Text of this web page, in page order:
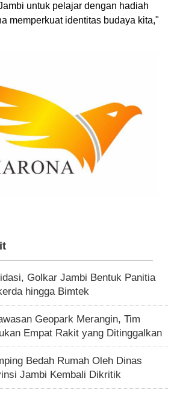
untuk pelajar dengan hadiah
memperkuat identitas budaya kita,"
Golkar Jambi Bentuk Panitia
hingga Bimtek
Geopark Merangin, Tim
Empat Rakit yang Ditinggalkan
Bedah Rumah Oleh Dinas
Jambi Kembali Dikritik